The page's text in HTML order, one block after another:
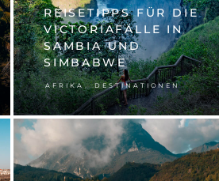
REISETIPPS FÜR DIE
VICTORIAFÄLLE IN
SAMBIA UND
SIMBABWE
AFRIKA, DESTINATIONEN